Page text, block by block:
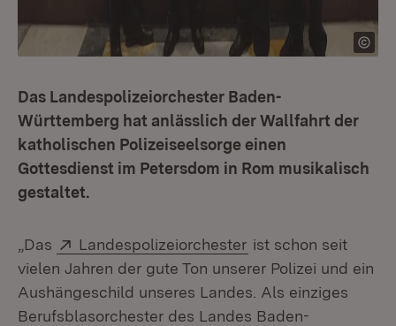
Das Landespolizeiorchester Baden-
Württemberg hat anlässlich der Wallfahrt der
katholischen Polizeiseelsorge einen
Gottesdienst im Petersdom in Rom musikalisch
gestaltet.
„Das Extern:
Landespolizeiorchester (Öffnet in neuem
ist schon seit
vielen Jahren der gute Ton unserer Polizei und ein
Aushängeschild unseres Landes. Als einziges
Berufsblasorchester des Landes Baden-